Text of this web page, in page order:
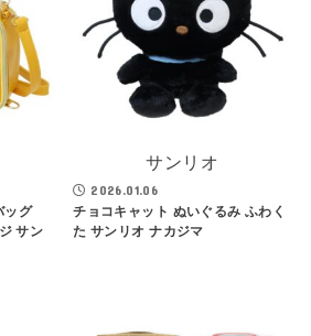
ッグ
サン
サンリオ
2026.01.06
チョコキャット ぬいぐるみ ふわく
た サンリオ ナカジマ